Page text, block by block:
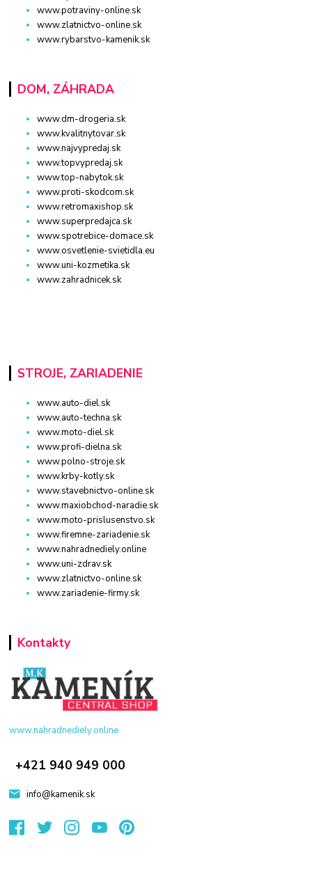
www.potraviny-online.sk
www.zlatnictvo-online.sk
www.rybarstvo-kamenik.sk
DOM, ZÁHRADA
www.dm-drogeria.sk
www.kvalitnytovar.sk
www.najvypredaj.sk
www.topvypredaj.sk
www.top-nabytok.sk
www.proti-skodcom.sk
www.retromaxishop.sk
www.superpredajca.sk
www.spotrebice-domace.sk
www.osvetlenie-svietidla.eu
www.uni-kozmetika.sk
www.zahradnicek.sk
STROJE, ZARIADENIE
www.auto-diel.sk
www.auto-techna.sk
www.moto-diel.sk
www.profi-dielna.sk
www.polno-stroje.sk
www.krby-kotly.sk
www.stavebnictvo-online.sk
www.maxiobchod-naradie.sk
www.moto-prislusenstvo.sk
www.firemne-zariadenie.sk
www.nahradnediely.online
www.uni-zdrav.sk
www.zlatnictvo-online.sk
www.zariadenie-firmy.sk
Kontakty
www.nahradnediely.online
+421 940 949 000
info@kamenik.sk